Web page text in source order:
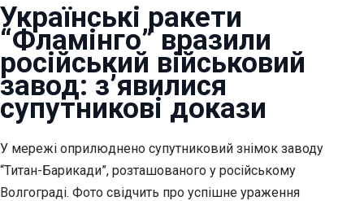
Українські ракети
“Фламінго” вразили
російський військовий
завод: з’явилися
супутникові докази
У мережі оприлюднено супутниковий знімок заводу
“Титан-Барикади”, розташованого у російському
Волгограді. Фото свідчить про успішне ураження